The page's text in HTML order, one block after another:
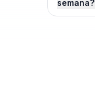
semana?